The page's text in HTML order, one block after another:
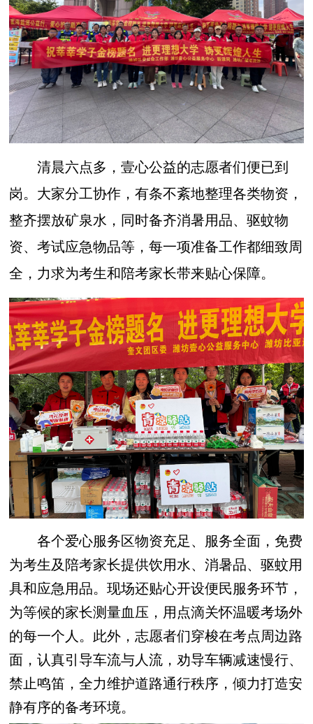
清晨六点多，壹心公益的志愿者们便已到
岗。大家分工协作，有条不紊地整理各类物资，
整齐摆放矿泉水，同时备齐消暑用品、驱蚊物
资、考试应急物品等，每一项准备工作都细致周
全，力求为考生和陪考家长带来贴心保障。
各个爱心服务区物资充足、服务全面，免费
为考生及陪考家长提供饮用水、消暑品、驱蚊用
具和应急用品。现场还贴心开设便民服务环节，
为等候的家长测量血压，用点滴关怀温暖考场外
的每一个人。此外，志愿者们穿梭在考点周边路
面，认真引导车流与人流，劝导车辆减速慢行、
禁止鸣笛，全力维护道路通行秩序，倾力打造安
静有序的备考环境。